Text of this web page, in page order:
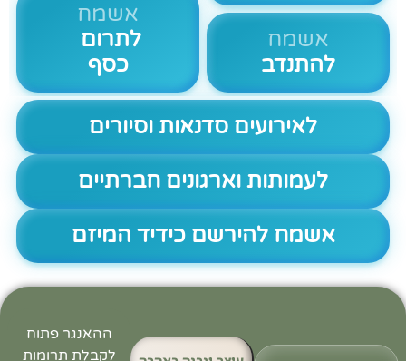
אשמח
להתנדב
אשמח
לתרום
כסף
לאירועים סדנאות וסיורים
לעמותות וארגונים חברתיים
אשמח להירשם כידיד המיזם
ההאנגר פתוח
לקבלת תרומות